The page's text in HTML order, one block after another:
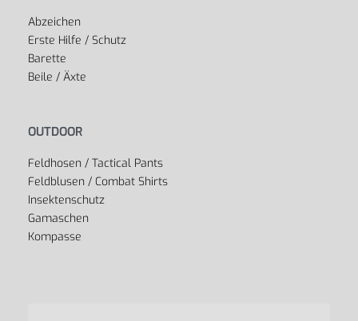
Abzeichen
Erste Hilfe / Schutz
Barette
Beile / Äxte
OUTDOOR
Feldhosen / Tactical Pants
Feldblusen / Combat Shirts
Insektenschutz
Gamaschen
Kompasse